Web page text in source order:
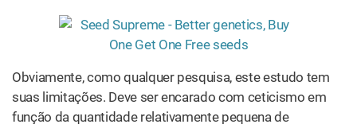
Obviamente, como qualquer pesquisa, este estudo tem
suas limitações. Deve ser encarado com ceticismo em
função da quantidade relativamente pequena de